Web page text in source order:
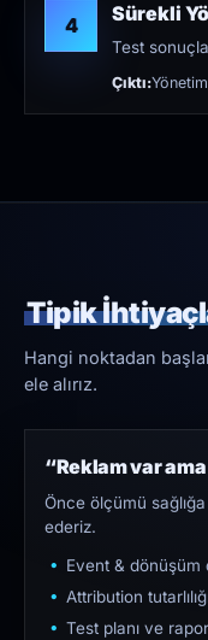
4 Sürekli
Test
Çıktı:
Tipik
Hangi noktadan
ele alırız.
“Reklam var
Önce ölçümü
ederiz.
Event & dönüşüm
Attribution
Test planı ve rapor